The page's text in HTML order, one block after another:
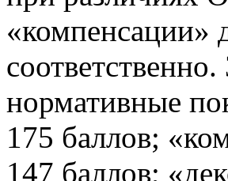
«компенсации»
нормативные
175 баллов;
147 баллов;